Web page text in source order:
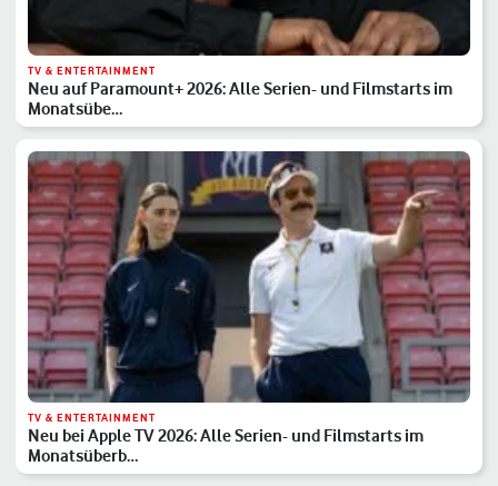
TV & ENTERTAINMENT
Neu auf Paramount+ 2026: Alle Serien- und Filmstarts im
Monatsübe…
TV & ENTERTAINMENT
Neu bei Apple TV 2026: Alle Serien- und Filmstarts im
Monatsüberb…